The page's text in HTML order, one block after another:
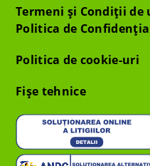
Termeni și Condiții
Politica de
Politica de cookie-uri
Fișe tehnice